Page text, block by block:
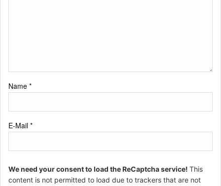
Name *
E-Mail *
We need your consent to load the ReCaptcha service! This
content is not permitted to load due to trackers that are not